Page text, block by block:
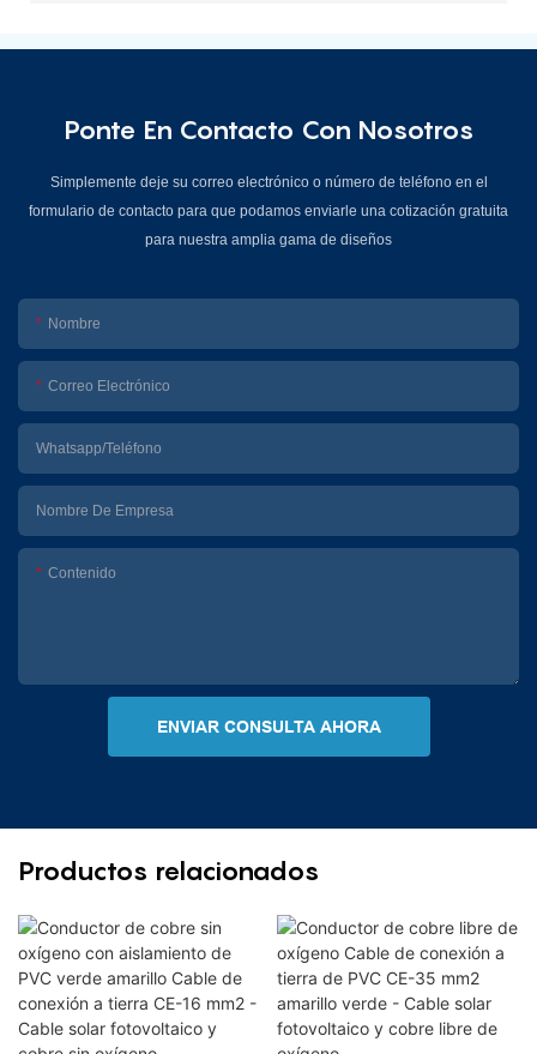
Ponte En Contacto Con Nosotros
Simplemente deje su correo electrónico o número de teléfono en el
formulario de contacto para que podamos enviarle una cotización gratuita
para nuestra amplia gama de diseños
Nombre
Correo Electrónico
Whatsapp/Teléfono
Nombre De Empresa
Contenido
ENVIAR CONSULTA AHORA
Productos relacionados